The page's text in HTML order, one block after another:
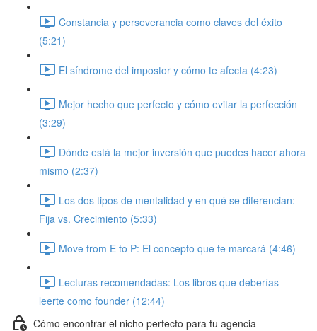
Constancia y perseverancia como claves del éxito
(5:21)
El síndrome del impostor y cómo te afecta (4:23)
Mejor hecho que perfecto y cómo evitar la perfección
(3:29)
Dónde está la mejor inversión que puedes hacer ahora
mismo (2:37)
Los dos tipos de mentalidad y en qué se diferencian:
Fija vs. Crecimiento (5:33)
Move from E to P: El concepto que te marcará (4:46)
Lecturas recomendadas: Los libros que deberías
leerte como founder (12:44)
Cómo encontrar el nicho perfecto para tu agencia